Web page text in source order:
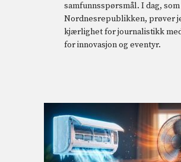
samfunnsspørsmål. I dag,
Nordnesrepublikken, prøver
kjærlighet for journalistikk
for innovasjon og eventyr.